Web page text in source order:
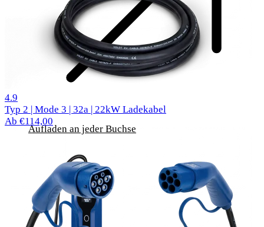
Aufladen an jeder Buchse
4.9
Typ 2 | Mode 3 | 32a | 22kW Ladekabel
Ab €114,00